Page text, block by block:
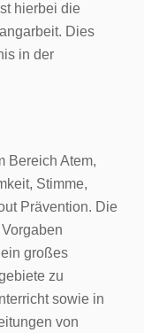
hierbei die
Dies
in der
Bereich Atem,
Stimme,
Prävention. Die
großes
zu
sowie in
von